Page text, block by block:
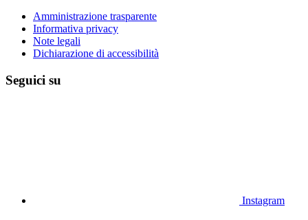
Amministrazione trasparente
Informativa privacy
Note legali
Dichiarazione di accessibilità
Seguici su
Instagram